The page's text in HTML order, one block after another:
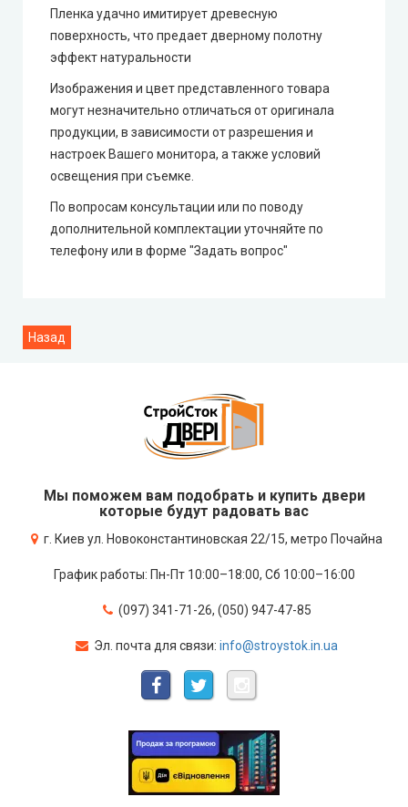
Пленка удачно имитирует древесную
поверхность, что предает дверному полотну
эффект натуральности
Изображения и цвет представленного товара
могут незначительно отличаться от оригинала
продукции, в зависимости от разрешения и
настроек Вашего монитора, а также условий
освещения при съемке.
По вопросам консультации или по поводу
дополнительной комплектации уточняйте по
телефону или в форме "Задать вопрос"
Мы поможем вам подобрать и купить двери
которые будут радовать вас
г. Киев ул. Новоконстантиновская 22/15, метро Почайна
График работы: Пн-Пт 10:00–18:00, Сб 10:00–16:00
(097) 341-71-26, (050) 947-47-85
Эл. почта для связи: info@stroystok.in.ua